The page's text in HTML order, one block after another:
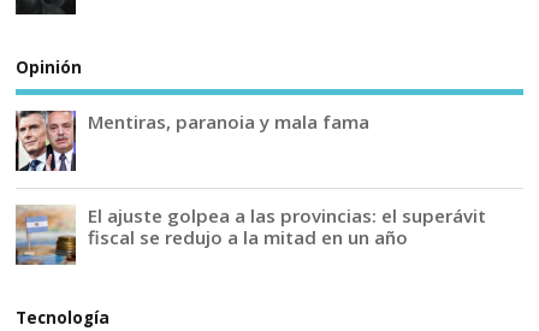
Opinión
Mentiras, paranoia y mala fama
El ajuste golpea a las provincias: el superávit
fiscal se redujo a la mitad en un año
Tecnología